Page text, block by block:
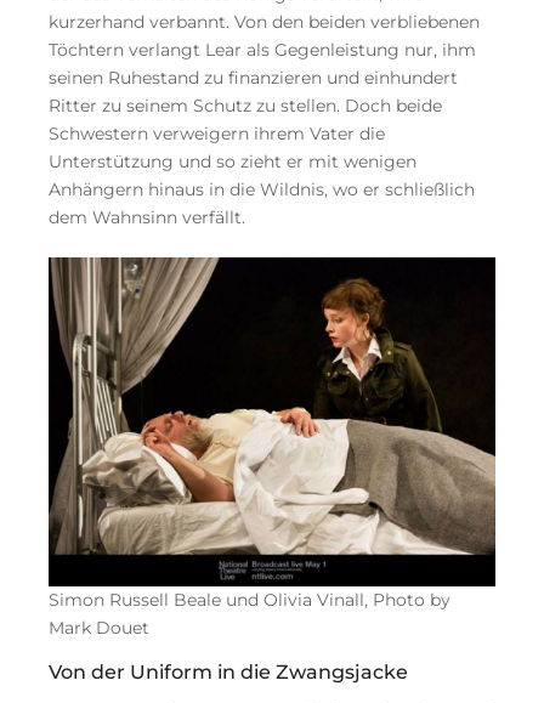
kurzerhand verbannt. Von den beiden verbliebenen
Töchtern verlangt Lear als Gegenleistung nur, ihm
seinen Ruhestand zu finanzieren und einhundert
Ritter zu seinem Schutz zu stellen. Doch beide
Schwestern verweigern ihrem Vater die
Unterstützung und so zieht er mit wenigen
Anhängern hinaus in die Wildnis, wo er schließlich
dem Wahnsinn verfällt.
Simon Russell Beale und Olivia Vinall, Photo by
Mark Douet
Von der Uniform in die Zwangsjacke